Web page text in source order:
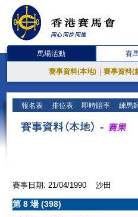
馬場活動 賽
賽事資料(本地) 賽事資料(
報名表 排位表 即時賠率 練馬
賽事日期: 21/04/1990 沙田
第 8 場 (398)